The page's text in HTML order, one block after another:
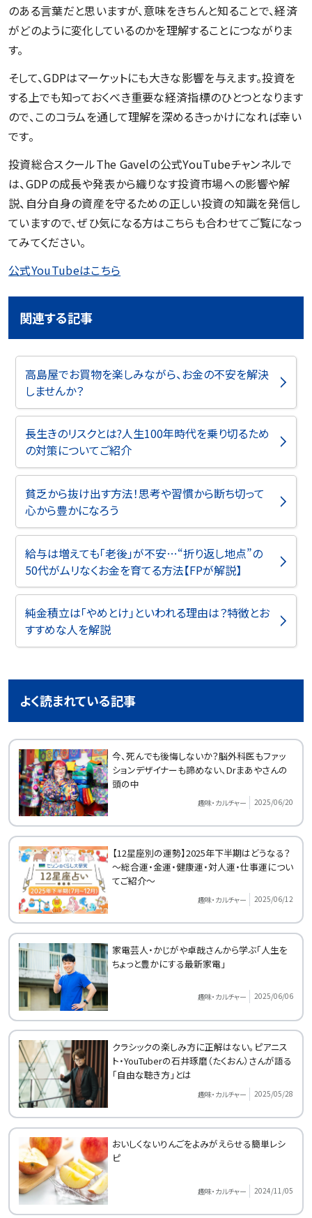
のある言葉だと思いますが、意味をきちんと知ることで、経済
がどのように変化しているのかを理解することにつながりま
す。
そして、GDPはマーケットにも大きな影響を与えます。投資を
する上でも知っておくべき重要な経済指標のひとつとなります
ので、このコラムを通して理解を深めるきっかけになれば幸い
です。
投資総合スクールThe Gavelの公式YouTubeチャンネルで
は、GDPの成長や発表から織りなす投資市場への影響や解
説、自分自身の資産を守るための正しい投資の知識を発信し
ていますので、ぜひ気になる方はこちらも合わせてご覧になっ
てみてください。
公式YouTubeはこちら
関連する記事
高島屋でお買物を楽しみながら、お金の不安を解決
しませんか？
長生きのリスクとは?人生100年時代を乗り切るため
の対策についてご紹介
貧乏から抜け出す方法！思考や習慣から断ち切って
心から豊かになろう
給与は増えても「老後」が不安…“折り返し地点”の
50代がムリなくお金を育てる方法【FPが解説】
純金積立は「やめとけ」といわれる理由は？特徴とお
すすめな人を解説
よく読まれている記事
今、死んでも後悔しないか？脳外科医もファッ
ションデザイナーも諦めない、Drまあやさんの
頭の中
趣味・カルチャー 2025/06/20
【12星座別の運勢】2025年下半期はどうなる？
～総合運・金運・健康運・対人運・仕事運につい
てご紹介～
趣味・カルチャー 2025/06/12
家電芸人・かじがや卓哉さんから学ぶ「人生を
ちょっと豊かにする最新家電」
趣味・カルチャー 2025/06/06
クラシックの楽しみ方に正解はない。ピアニス
ト・YouTuberの石井琢磨（たくおん）さんが語る
「自由な聴き方」とは
趣味・カルチャー 2025/05/28
おいしくないりんごをよみがえらせる簡単レシ
ピ
趣味・カルチャー 2024/11/05